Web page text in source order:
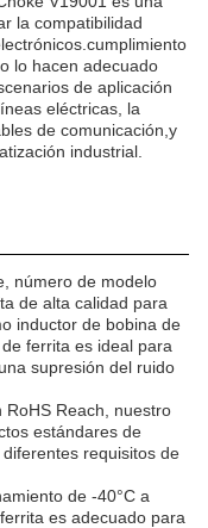
la compatibilidad
lo hacen adecuado
de aplicación
eléctricas, la
de comunicación,y
industrial.
número de modelo
de alta calidad para
inductor de bobina de
ferrita es ideal para
supresión del ruido
RoHS Reach, nuestro
estándares de
requisitos de
de -40°C a
es adecuado para